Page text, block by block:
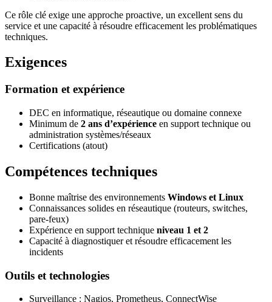
Ce rôle clé exige une approche proactive, un excellent sens du
service et une capacité à résoudre efficacement les problématiques
techniques.
Exigences
Formation et expérience
DEC en informatique, réseautique ou domaine connexe
Minimum de 2 ans d’expérience en support technique ou
administration systèmes/réseaux
Certifications (atout)
Compétences techniques
Bonne maîtrise des environnements Windows et Linux
Connaissances solides en réseautique (routeurs, switches,
pare-feux)
Expérience en support technique niveau 1 et 2
Capacité à diagnostiquer et résoudre efficacement les
incidents
Outils et technologies
Surveillance : Nagios, Prometheus, ConnectWise